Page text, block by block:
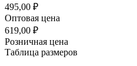
495,00 ₽
Оптовая цена
619,00 ₽
Розничная цена
Таблица размеров